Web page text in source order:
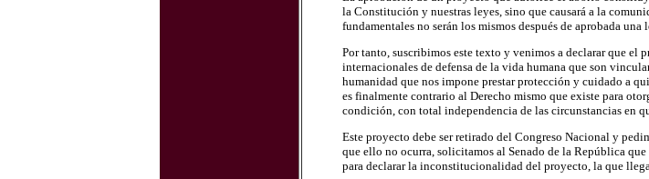
la Constitución y nuestras leyes, sino que causará a la
fundamentales no serán los mismos después de aprobada
Por tanto, suscribimos este texto y venimos a declarar que
internacionales de defensa de la vida humana que son
humanidad que nos impone prestar protección y cuidado a
es finalmente contrario al Derecho mismo que existe para
condición, con total independencia de las circunstancias en
Este proyecto debe ser retirado del Congreso Nacional y
que ello no ocurra, solicitamos al Senado de la República
para declarar la inconstitucionalidad del proyecto, la que